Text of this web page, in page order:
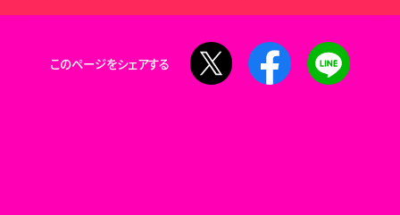
このページをシェアする
Facebook